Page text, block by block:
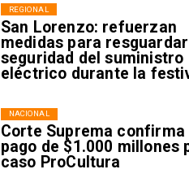
San Lorenzo: refuerzan
medidas para
seguridad del suministro
eléctrico durante la
REGIONAL
Corte Suprema confirma
pago de $1.000 millones
caso ProCultura
NACIONAL